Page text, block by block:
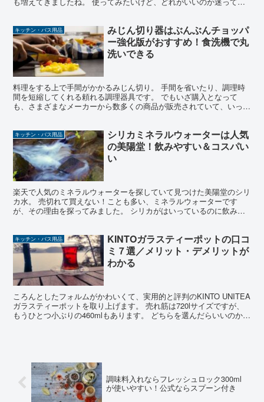
キッチン・バス用品
みじん切り器はぶんぶんチョッパ
ー強化版がおすすめ！食洗機で丸
洗いできる
料理をする上で手間がかかるみじん切り。 手間を省いたり、調理時
間を短縮してくれる頼れる調理器具です。 でもいざ購入となって
も、さまざまなメーカーから数多くの商品が販売されていて、いった
キッチン・バス用品
シリカミネラルウォーターは人気
の美陽堂！飲みやすい＆コスパい
い
楽天で人気のミネラルウォーターを探していて見つけた美陽堂のシリ
カ水。 売切れて買えない！ことも多い、ミネラルウォーターです
が、その理由を探ってみました。 シリカがはいっているのに飲みや
キッチン・バス用品
KINTOガラスティーポットの口コ
ミ７選／メリット・デメリットが
わかる
ころんとしたフォルムがかわいくて、実用的と評判のKINTO UNITEA
ガラスティーポットを取り上げます。 売れ筋は720lサイズですが、
もうひとつ小ぶりの460mlもあります。 どちらを選んだらいいのか、
調味料入れならフレッシュロック300ml
が使いやすい！公式ならスプーン付き